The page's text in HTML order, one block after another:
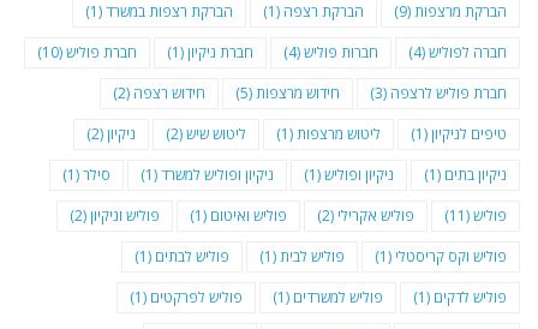
הברקת מרצפות(9) הברקת רצפה (1) הברקת רצפות במשרד(1)
חברה לפוליש(4) חברות פוליש(4) חברת ניקיון(1) חברת פוליש(10)
חברת פוליש לרצפה (3) חידוש מרצפות(5) חידוש רצפה (2)
טיפים לניקיון(1) ליטוש מרצפות(1) ליטוש שיש(2) ניקיון(2)
ניקיון בתים (1) ניקיון ופוליש(1) ניקיון ופוליש למשרד(1) סילר(1)
פוליש(11) פוליש אקרילי (2) פוליש ואיטום (1) פוליש וניקיון(2)
פוליש וקס קריסטלי (1) פוליש לבית(1) פוליש לבתים (1)
פוליש לדקים (1) פוליש למשרדים (1) פוליש לפרקטים (1)